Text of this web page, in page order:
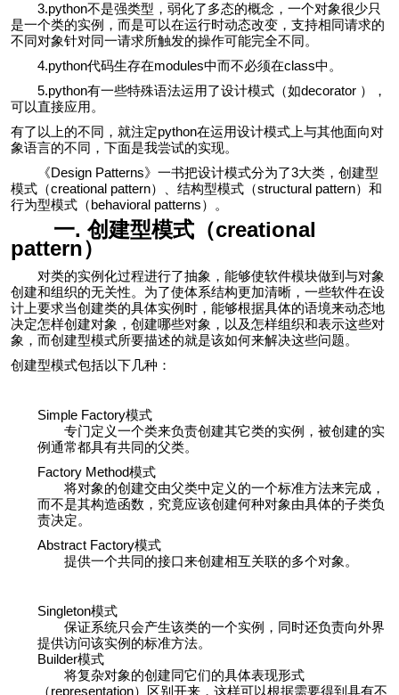
3.python不是强类型，弱化了多态的概念，一个对象很少只
是一个类的实例，而是可以在运行时动态改变，支持相同请求的
不同对象针对同一请求所触发的操作可能完全不同。
4.python代码生存在modules中而不必须在class中。
5.python有一些特殊语法运用了设计模式（如decorator ），
可以直接应用。
有了以上的不同，就注定python在运用设计模式上与其他面向对
象语言的不同，下面是我尝试的实现。
《Design Patterns》一书把设计模式分为了3大类，创建型
模式（creational pattern）、结构型模式（structural pattern）和
行为型模式（behavioral patterns）。
一. 创建型模式（creational
pattern）
对类的实例化过程进行了抽象，能够使软件模块做到与对象
创建和组织的无关性。为了使体系结构更加清晰，一些软件在设
计上要求当创建类的具体实例时，能够根据具体的语境来动态地
决定怎样创建对象，创建哪些对象，以及怎样组织和表示这些对
象，而创建型模式所要描述的就是该如何来解决这些问题。
创建型模式包括以下几种：
Simple Factory模式
专门定义一个类来负责创建其它类的实例，被创建的实
例通常都具有共同的父类。
Factory Method模式
将对象的创建交由父类中定义的一个标准方法来完成，
而不是其构造函数，究竟应该创建何种对象由具体的子类负
责决定。
Abstract Factory模式
提供一个共同的接口来创建相互关联的多个对象。
Singleton模式
保证系统只会产生该类的一个实例，同时还负责向外界
提供访问该实例的标准方法。
Builder模式
将复杂对象的创建同它们的具体表现形式
（representation）区别开来，这样可以根据需要得到具有不